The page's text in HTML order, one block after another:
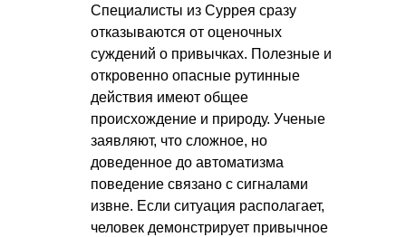
Специалисты из Суррея сразу
отказываются от оценочных
суждений о привычках. Полезные и
откровенно опасные рутинные
действия имеют общее
происхождение и природу. Ученые
заявляют, что сложное, но
доведенное до автоматизма
поведение связано с сигналами
извне. Если ситуация располагает,
человек демонстрирует привычное